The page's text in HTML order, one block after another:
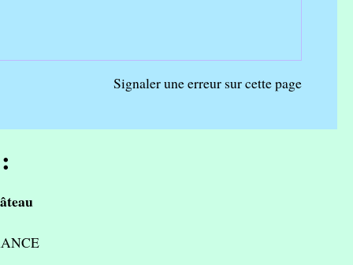
Signaler une erreur sur cette page